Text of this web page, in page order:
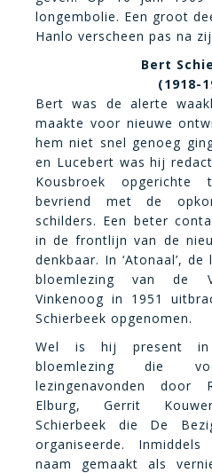
longembolie. Een groot
Hanlo verscheen pas na
Bert
(1918-
Bert was de alerte
maakte voor nieuwe
hem niet snel genoeg
en Lucebert was hij
Kousbroek opgerichte
bevriend met de
schilders. Een beter
in de frontlijn van de
denkbaar. In ‘Atonaal’,
bloemlezing van de
Vinkenoog in 1951
Schierbeek opgenomen.
Wel is hij present in
bloemlezing die
lezingenavonden door
Elburg, Gerrit
Schierbeek die De
organiseerde.
naam gemaakt als